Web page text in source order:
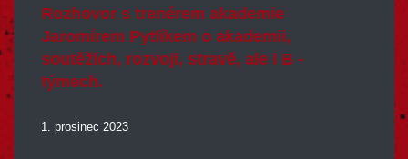
Rozhovor s trenérem akademie
Jaromírem Pytlíkem o akademii,
soutěžích, rozvoji, stravě, ale i B -
týmech.
1. prosinec 2023